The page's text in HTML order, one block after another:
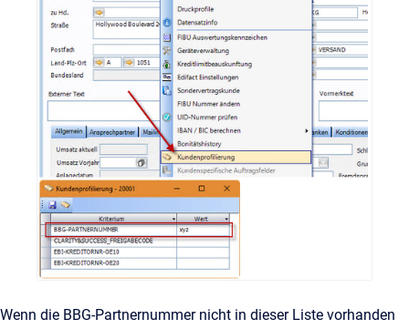
Wenn die BBG-Partnernummer nicht in dieser Liste vorhanden